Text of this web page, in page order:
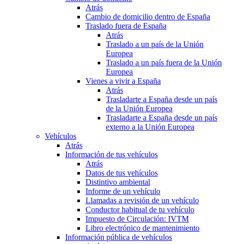
Atrás
Cambio de domicilio dentro de España
Traslado fuera de España
Atrás
Traslado a un país de la Unión
Europea
Traslado a un país fuera de la Unión
Europea
Vienes a vivir a España
Atrás
Trasladarte a España desde un país
de la Unión Europea
Trasladarte a España desde un país
externo a la Unión Europea
Vehículos
Atrás
Información de tus vehículos
Atrás
Datos de tus vehículos
Distintivo ambiental
Informe de un vehículo
Llamadas a revisión de un vehículo
Conductor habitual de tu vehículo
Impuesto de Circulación: IVTM
Libro electrónico de mantenimiento
Información pública de vehículos